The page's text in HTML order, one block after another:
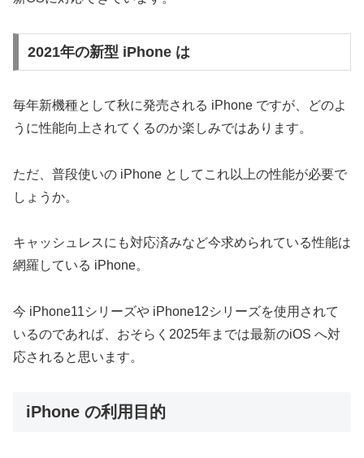
2021年の新型 iPhone は
毎年新機種として秋に発売される iPhone ですが、どのよ
うに性能向上されてくるのか楽しみではあります。
ただ、普段使いの iPhone としてこれ以上の性能が必要で
しょうか。
キャッシュレスにも対応済みなど今求められている性能は
網羅している iPhone。
今 iPhone11シリーズや iPhone12シリーズを使用されて
いるのであれば、おそらく2025年までは最新のiOS へ対
応されると思います。
iPhone の利用目的